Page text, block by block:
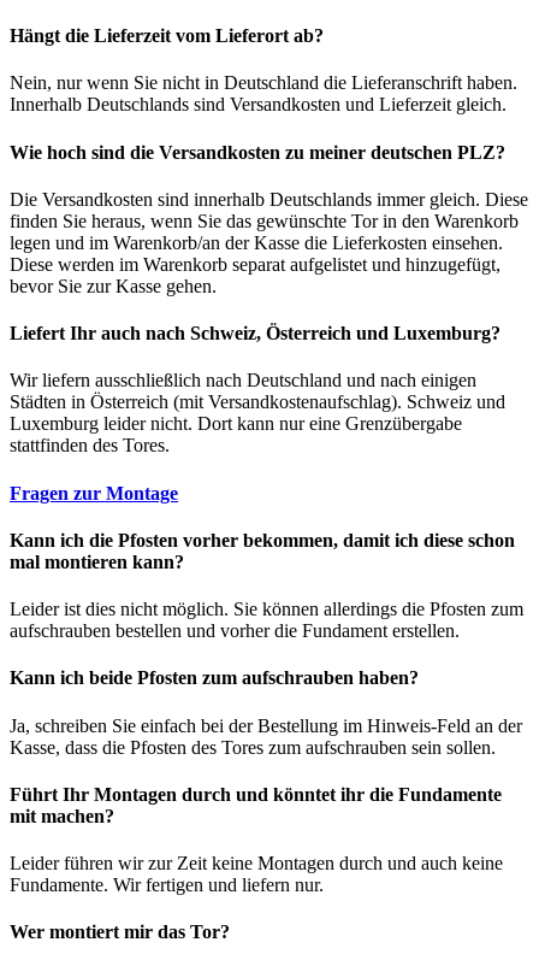
Hängt die Lieferzeit vom Lieferort ab?
Nein, nur wenn Sie nicht in Deutschland die Lieferanschrift haben.
Innerhalb Deutschlands sind Versandkosten und Lieferzeit gleich.
Wie hoch sind die Versandkosten zu meiner deutschen PLZ?
Die Versandkosten sind innerhalb Deutschlands immer gleich. Diese
finden Sie heraus, wenn Sie das gewünschte Tor in den Warenkorb
legen und im Warenkorb/an der Kasse die Lieferkosten einsehen.
Diese werden im Warenkorb separat aufgelistet und hinzugefügt,
bevor Sie zur Kasse gehen.
Liefert Ihr auch nach Schweiz, Österreich und Luxemburg?
Wir liefern ausschließlich nach Deutschland und nach einigen
Städten in Österreich (mit Versandkostenaufschlag). Schweiz und
Luxemburg leider nicht. Dort kann nur eine Grenzübergabe
stattfinden des Tores.
Fragen zur Montage
Kann ich die Pfosten vorher bekommen, damit ich diese schon
mal montieren kann?
Leider ist dies nicht möglich. Sie können allerdings die Pfosten zum
aufschrauben bestellen und vorher die Fundament erstellen.
Kann ich beide Pfosten zum aufschrauben haben?
Ja, schreiben Sie einfach bei der Bestellung im Hinweis-Feld an der
Kasse, dass die Pfosten des Tores zum aufschrauben sein sollen.
Führt Ihr Montagen durch und könntet ihr die Fundamente
mit machen?
Leider führen wir zur Zeit keine Montagen durch und auch keine
Fundamente. Wir fertigen und liefern nur.
Wer montiert mir das Tor?